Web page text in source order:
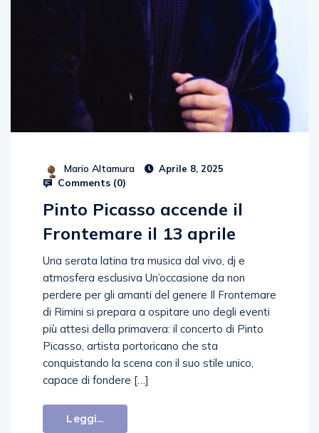
Mario Altamura Aprile 8, 2025
Comments (0)
Pinto Picasso accende il
Frontemare il 13 aprile
Una serata latina tra musica dal vivo, dj e
atmosfera esclusiva Un’occasione da non
perdere per gli amanti del genere Il Frontemare
di Rimini si prepara a ospitare uno degli eventi
più attesi della primavera: il concerto di Pinto
Picasso, artista portoricano che sta
conquistando la scena con il suo stile unico,
capace di fondere […]
Leggi...